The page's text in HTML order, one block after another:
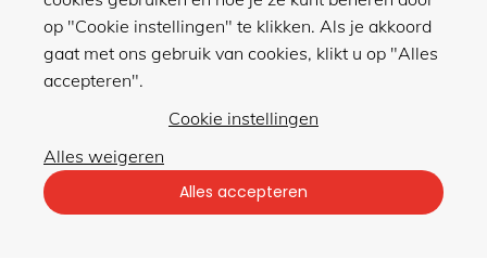
winkel
Algemene voorwaarden
op "Cookie instellingen" te klikken. Als je akkoord
gaat met ons gebruik van cookies, klikt u op "Alles
accepteren".
Cookie instellingen
Alles weigeren
Alles accepteren